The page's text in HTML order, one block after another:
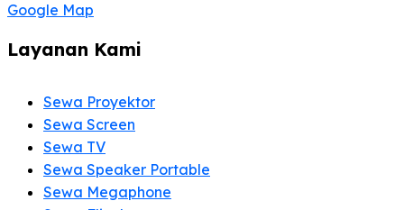
Google Map
Layanan Kami
Sewa Proyektor
Sewa Screen
Sewa TV
Sewa Speaker Portable
Sewa Megaphone